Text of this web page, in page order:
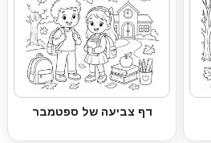
דף צביעה של ספטמבר